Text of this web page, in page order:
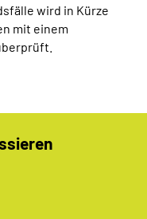
wird in Kürze
mit einem